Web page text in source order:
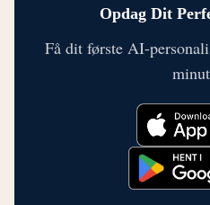
Opdag Dit
Få dit første AI-